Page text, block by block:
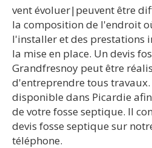
vent évoluer|peuvent être
la composition de l'endroit
l'installer et des prestations
la mise en place. Un devis
Grandfresnoy peut être
d'entreprendre tous
disponible dans Picardie
de votre fosse septique. Il
devis fosse septique sur
téléphone.